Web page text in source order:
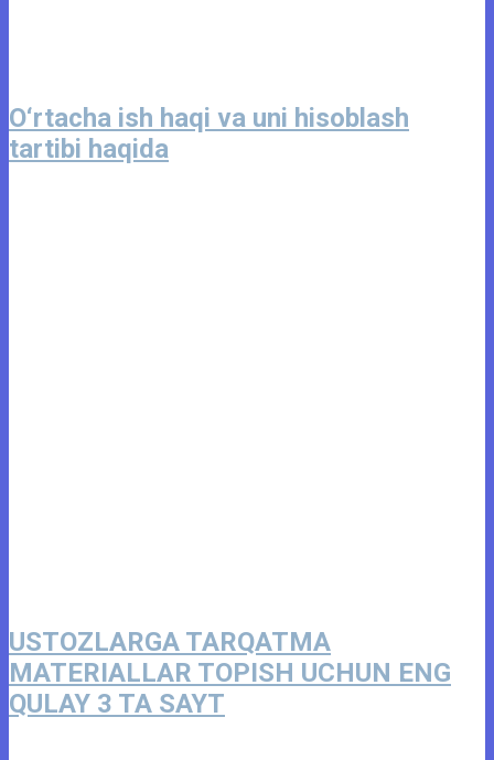
O‘rtacha ish haqi va uni hisoblash
tartibi haqida
USTOZLARGA TARQATMA
MATERIALLAR TOPISH UCHUN ENG
QULAY 3 TA SAYT